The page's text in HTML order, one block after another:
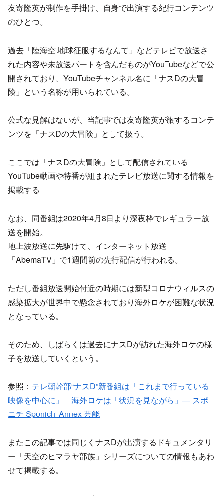
友寄隆英が制作を手掛け、自身で出演する紀行コンテンツ
のひとつ。
過去「陸海空 地球征服するなんて」などテレビで放送さ
れた内容や未放送パートを含んだものがYouTubeなどで公
開されており、YouTubeチャンネル名に「ナスDの大冒
険」という名称が用いられている。
公式な見解はないが、当記事では友寄隆英が旅するコンテ
ンツを「ナスDの大冒険」として扱う。
ここでは「ナスDの大冒険」として配信されている
YouTube動画や特番が組まれたテレビ放送に関する情報を
掲載する
なお、同番組は2020年4月8日より深夜枠でレギュラー放
送を開始。
地上波放送に先駆けて、インターネット放送
「AbemaTV」で1週間前の先行配信が行われる。
ただし番組放送開始付近の時期には新型コロナウィルスの
感染拡大が世界中で懸念されており海外ロケが困難な状況
となっている。
そのため、しばらくは過去にナスDが訪れた海外ロケの様
子を放送していくという。
参照： テレ朝幹部“ナスD”新番組は「これまで行っている
映像を中心に」 海外ロケは「状況を見ながら」― スポ
ニチ Sponichi Annex 芸能
またこの記事では同じくナスDが出演するドキュメンタリ
ー「天空のヒマラヤ部族」シリーズについての情報もあわ
せて掲載する。